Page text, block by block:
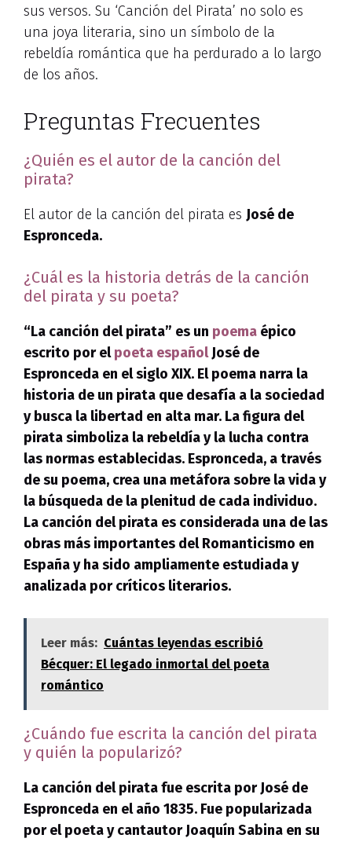
sus versos. Su ‘Canción del Pirata’ no solo es
una joya literaria, sino un símbolo de la
rebeldía romántica que ha perdurado a lo largo
de los años.
Preguntas Frecuentes
¿Quién es el autor de la canción del
pirata?
El autor de la canción del pirata es José de
Espronceda.
¿Cuál es la historia detrás de la canción
del pirata y su poeta?
“La canción del pirata” es un poema épico
escrito por elpoeta españolJosé de
Espronceda en el siglo XIX. El poema narra la
historia de un pirata que desafía a la sociedad
y busca la libertad en alta mar. La figura del
pirata simboliza la rebeldía y la lucha contra
las normas establecidas. Espronceda, a través
de su poema, crea una metáfora sobre la vida y
la búsqueda de la plenitud de cada individuo.
La canción del pirata es considerada una de las
obras más importantes del Romanticismo en
España y ha sido ampliamente estudiada y
analizada por críticos literarios.
Leer más: Cuántas leyendas escribió
Bécquer: El legado inmortal del poeta
romántico
¿Cuándo fue escrita la canción del pirata
y quién la popularizó?
La canción del pirata fue escrita por José de
Espronceda en el año 1835. Fue popularizada
por el poeta y cantautorJoaquín Sabina en su